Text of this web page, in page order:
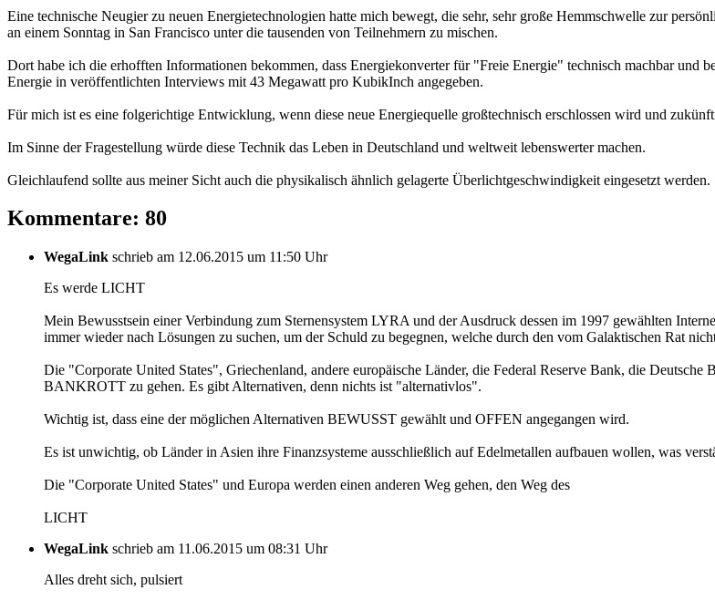
Eine technische Neugier zu neuen Energietechnologien hatte mich bewegt, die sehr, sehr große Hemmschwelle zur
an einem Sonntag in San Francisco unter die tausenden von Teilnehmern zu mischen.
Dort habe ich die erhofften Informationen bekommen, dass Energiekonverter für "Freie Energie" technisch machbar und
Energie in veröffentlichten Interviews mit 43 Megawatt pro KubikInch angegeben.
Für mich ist es eine folgerichtige Entwicklung, wenn diese neue Energiequelle großtechnisch erschlossen wird und
Im Sinne der Fragestellung würde diese Technik das Leben in Deutschland und weltweit lebenswerter machen.
Gleichlaufend sollte aus meiner Sicht auch die physikalisch ähnlich gelagerte Überlichtgeschwindigkeit eingesetzt werden.
Kommentare: 80
WegaLink schrieb am 12.06.2015 um 11:50 Uhr
Es werde LICHT
Mein Bewusstsein einer Verbindung zum Sternensystem LYRA und der Ausdruck dessen im 1997 gewählten
immer wieder nach Lösungen zu suchen, um der Schuld zu begegnen, welche durch den vom Galaktischen Rat
Die "Corporate United States", Griechenland, andere europäische Länder, die Federal Reserve Bank, die
BANKROTT zu gehen. Es gibt Alternativen, denn nichts ist "alternativlos".
Wichtig ist, dass eine der möglichen Alternativen BEWUSST gewählt und OFFEN angegangen wird.
Es ist unwichtig, ob Länder in Asien ihre Finanzsysteme ausschließlich auf Edelmetallen aufbauen wollen, was
Die "Corporate United States" und Europa werden einen anderen Weg gehen, den Weg des
LICHT
WegaLink schrieb am 11.06.2015 um 08:31 Uhr
Alles dreht sich, pulsiert